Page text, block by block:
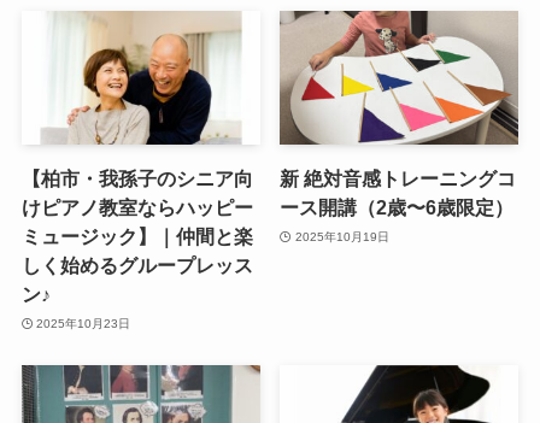
【柏市・我孫子のシニア向
けピアノ教室ならハッピー
ミュージック】｜仲間と楽
しく始めるグループレッス
ン♪
2025年10月23日
新 絶対音感トレーニングコ
ース開講（2歳〜6歳限定）
2025年10月19日